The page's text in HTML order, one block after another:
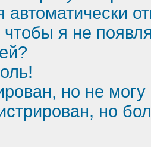
чтобы я не
но не могу
но